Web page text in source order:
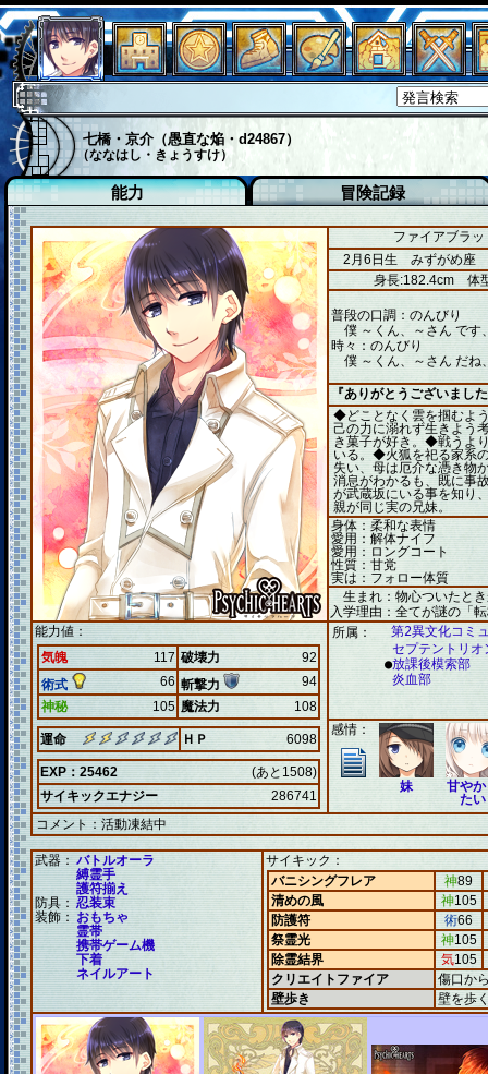
七橋・京介（愚直な焔・d24867）
（ななはし・きょうすけ）
能力 冒険記録
ファイアブラ
2月6日生 みずがめ座
身長:182.4cm 体
普段の口調：のんびり
僕 ～くん、～さん です
時々：のんびり
僕 ～くん、～さん だね
『ありがとうございまし
◆どことなく雲を掴むよ
己の力に溺れず生きよう
き菓子が好き。◆戦うよ
いる。◆火狐を祀る家系
失い、母は厄介な憑き物
消息がわかるも、既に事
が武蔵坂にいる事を知り
親が同じ実の兄妹。
身体：柔和な表情
愛用：解体ナイフ
愛用：ロングコート
性質：甘党
実は：フォロー体質
生まれ：物心ついたと
入学理由：全てが謎の「
能力値：
気魄
117 破壊力
92
術式
66 斬撃力
94
神秘
105 魔法力 108
運命 ＨＰ 6098
EXP：25462
(あと1508)
サイキックエナジー
286741
所属：
第2異文化コミ
セプテントリオ
●放課後模索部
炎血部
感情：
妹
甘や
たい
コメント： 活動凍結中
武器： バトルオーラ
縛霊手
護符揃え
防具： 忍装束
装飾：おもちゃ
霊帯
携帯ゲーム機
下着
ネイルアート
サイキック：
バニシングフレア
神89
清めの風
神105
防護符
術66
祭霊光
神105
除霊結界
気105
クリエイトファイア
傷口か
壁歩き
壁を歩